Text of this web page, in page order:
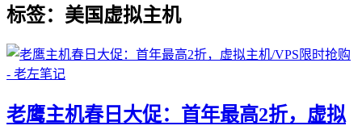
标签：美国虚拟主机
老鹰主机春日大促：首年最高2折，虚拟